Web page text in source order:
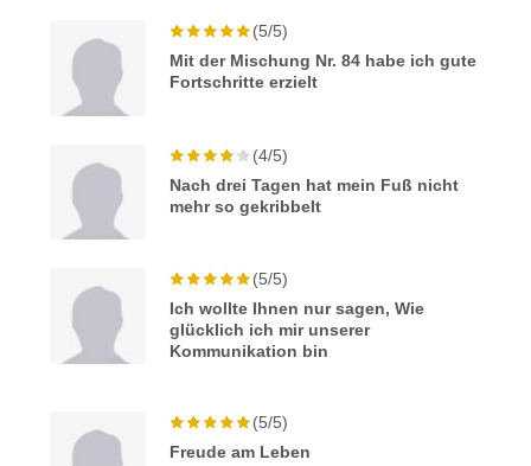
(5/5)
Mit der Mischung Nr. 84 habe ich gute
Fortschritte erzielt
(4/5)
Nach drei Tagen hat mein Fuß nicht
mehr so gekribbelt
(5/5)
Ich wollte Ihnen nur sagen, Wie
glücklich ich mir unserer
Kommunikation bin
(5/5)
Freude am Leben